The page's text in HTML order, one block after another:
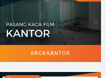
KACA KANTOR